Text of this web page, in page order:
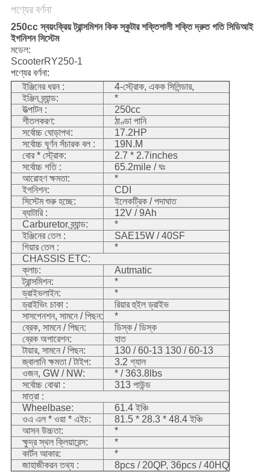
পণ্যের বর্ণনা
250cc স্বয়ংক্রিয় ট্রান্সমিশন কিক স্কুটার শক্তিশালী শক্তি দ্রুত গতি সিডিআই
ইগনিশন সিস্টেম
মডেল:
ScooterRY250-1
পণ্যের বর্ণনা:
ইঞ্জিনের ধরন :
4-স্ট্রোক, একক সিলিন্ডার,
ইঞ্জিন ব্র্যান্ড:
*
উত্পাটন :
250cc
শীতলকরণ:
ঠাণ্ডা পানি
সর্বোচ্চ ঘোড়াপথ:
17.2HP
সর্বোচ্চ ঘূর্ণন সঁচারক বল :
19N.M
বোর * স্ট্রোক:
2.7 * 2.7inches
সর্বোচ্চ গতি :
65.2mile / ঘঃ
আরোহণ ক্ষমতা:
*
ইগনিশন:
CDI
সিস্টেম শুরু হচ্ছে:
ইলেকট্রিক / পদাঘাত
ব্যাটারি :
12V / 9Ah
Carburetor ব্র্যান্ড:
*
ইঞ্জিনের তেল :
SAE15W / 40SF
গিয়ার তেল :
*
CHASSIS ETC:
ক্লাচ:
Autmatic
ট্রান্সমিশন:
*
ড্রাইভলাইন:
*
ড্রাইভিং চাকা :
রিয়ার হুইল ড্রাইভ
সাসপেনশন, সামনে / পিছন:
*
ব্রেক, সামনে / পিছন:
ডিস্ক / ডিস্ক
ব্রেক অপারেশন:
হাত
টায়ার, সামনে / পিছন:
130 / 60-13 130 / 60-13
জ্বালানি ক্ষমতা / টাইপ:
3.2 গ্যাল
ওজন, GW / NW:
* / 363.8lbs
সর্বোচ্চ বোঝা :
313 পাউন্ড
মাত্রা :
Wheelbase:
61.4 ইঞ্চি
ওএ এল * ওয়া * এইচ:
81.5 * 28.3 * 48.4 ইঞ্চি
আসন উচ্চতা:
*
ক্ষুদ্র স্থল ক্লিয়ারেন্স:
*
কার্টন আকার:
*
জাহাজীকরন তথ্য :
8pcs / 20QP, 36pcs / 40HQ